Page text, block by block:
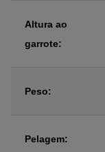
Altura ao
garrote:
Peso:
Pelagem: